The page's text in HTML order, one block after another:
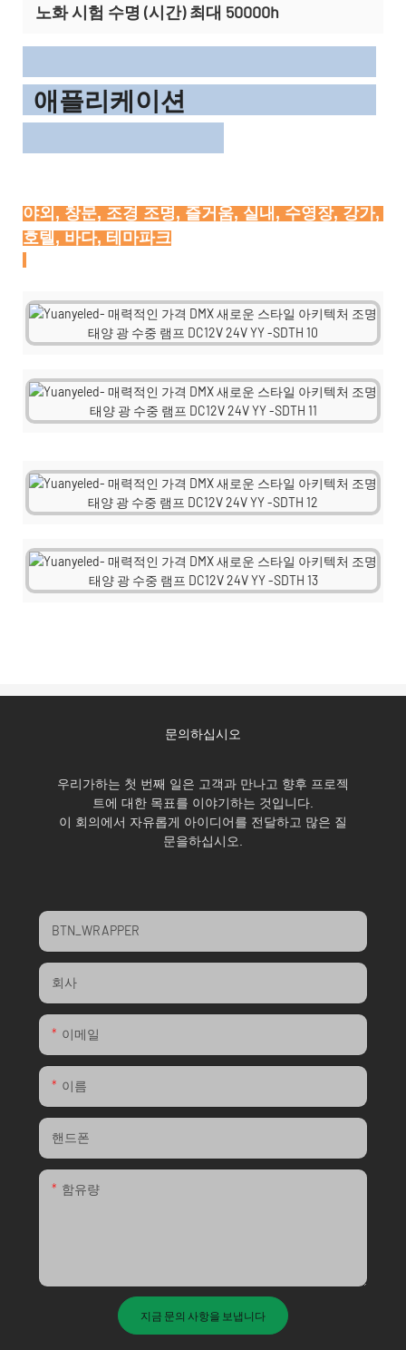
노화 시험 수명 (시간) 최대 50000h
애플리케이션
야외, 창문, 조경 조명, 즐거움, 실내, 수영장, 강가,
문의하십시오
우리가하는 첫 번째 일은 고객과 만나고 향후 프로젝
트에 대한 목표를 이야기하는 것입니다.
이 회의에서 자유롭게 아이디어를 전달하고 많은 질
문을하십시오.
BTN_WRAPPER
회사
이메일
이름
핸드폰
함유량
지금 문의 사항을 보냅니다